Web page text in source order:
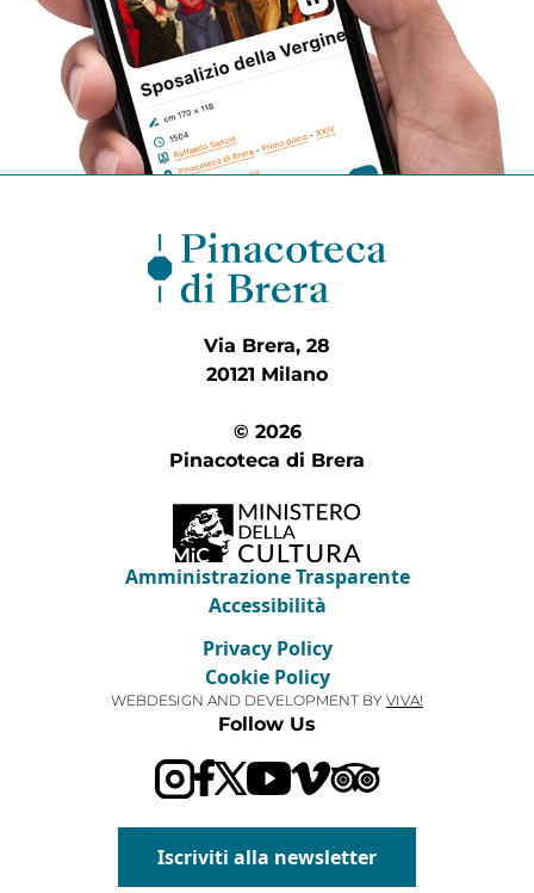
Via Brera, 28
20121 Milano
© 2026
Pinacoteca di Brera
Follow Us
Iscriviti alla newsletter
Amministrazione Trasparente
Accessibilità
Privacy Policy
Cookie Policy
WEBDESIGN AND DEVELOPMENT BY VIVA!